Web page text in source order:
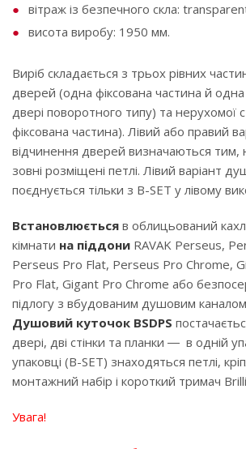
вітраж із безпечного скла:
висота виробу: 1950 мм.
Виріб складається з трьох рівних
дверей (одна фіксована частина й
двері поворотного типу) та нерухомої
фіксована частина). Лівий або правий
відчинення дверей визначаються тим,
зовні розміщені петлі. Лівий варіант
поєднується тільки з B-SET у лівому
Встановлюється в облицьований
кімнати на піддони RAVAK Perseus,
Perseus Pro Flat, Perseus Pro Chrome,
Pro Flat, Gigant Pro Chrome або
підлогу з вбудованим душовим
Душовий куточок BSDPS
двері, дві стінки та планки ― в одній
упаковці (B-SET) знаходяться петлі,
монтажний набір і короткий тримач
Увага!